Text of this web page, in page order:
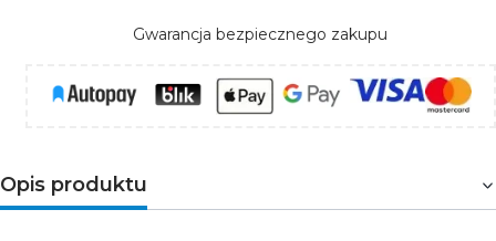
Gwarancja bezpiecznego zakupu
Opis produktu